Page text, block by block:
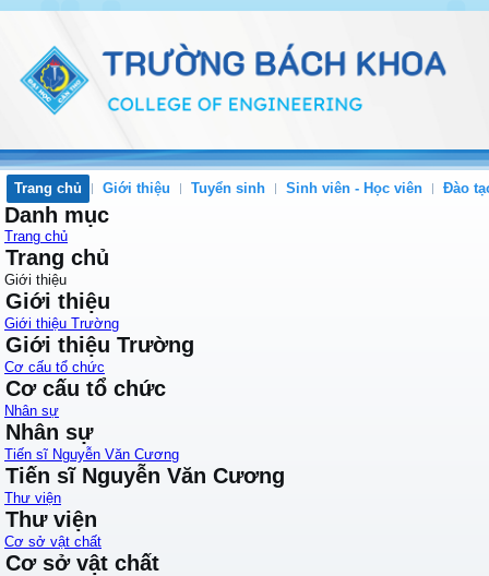
Trang chủ Giới thiệu Tuyển sinh Sinh viên - Học viên Đào
Danh mục
Trang chủ
Trang chủ
Giới thiệu
Giới thiệu
Giới thiệu Trường
Giới thiệu Trường
Cơ cấu tổ chức
Cơ cấu tổ chức
Nhân sự
Nhân sự
Tiến sĩ Nguyễn Văn Cương
Tiến sĩ Nguyễn Văn Cương
Thư viện
Thư viện
Cơ sở vật chất
Cơ sở vật chất